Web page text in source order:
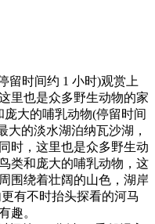
留时间约 1 小时)观赏上
里也是众多野生动物的家
大的哺乳动物(停留时间
大的淡水湖泊纳瓦沙湖，
时，这里也是众多野生动
类和庞大的哺乳动物，这
围绕着壮阔的山色，湖岸
有不时抬头探看的河马
趣。